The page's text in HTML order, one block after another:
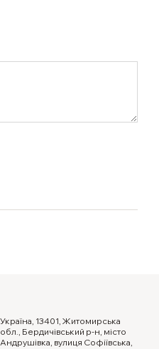
Україна, 13401, Житомирська
обл., Бердичівський р-н, місто
Андрушівка, вулиця Софіївська,